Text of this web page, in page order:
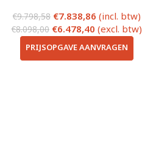
€9.798,58 €7.838,86 (incl. btw)
€8.098,00 €6.478,40 (excl. btw)
PRIJSOPGAVE AANVRAGEN